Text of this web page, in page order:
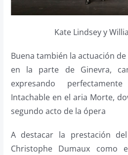
Kate Lindsey y
Buena también la actuación
en la parte de Ginevra,
expresando
Intachable en el aria Morte,
segundo acto de la ópera
A destacar la prestación
Christophe Dumaux como